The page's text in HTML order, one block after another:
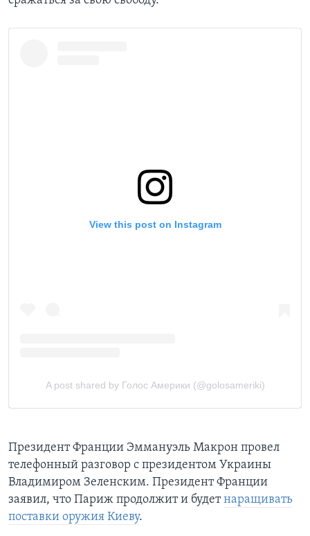
Президент Франции Эммануэль Макрон провел
телефонный разговор с президентом Украины
Владимиром Зеленским. Президент Франции
заявил, что Париж продолжит и будетнаращивать
поставки оружия Киеву.